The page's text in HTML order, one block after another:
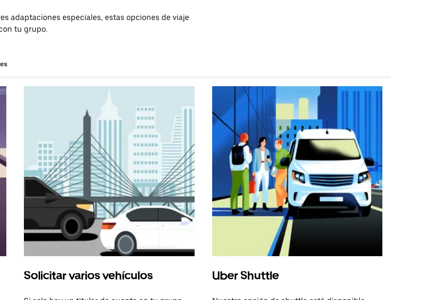
adaptaciones especiales, estas opciones de viaje
tu grupo.
Solicitar varios vehículos Uber Shuttle